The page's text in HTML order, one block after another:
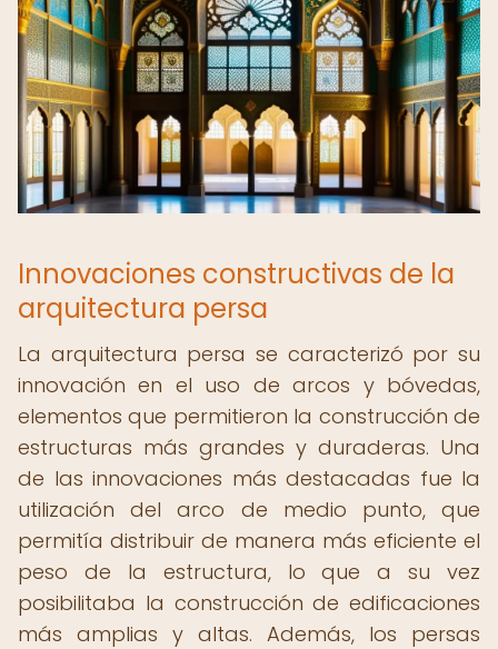
Innovaciones constructivas de la
arquitectura persa
La arquitectura persa se caracterizó por su
innovación en el uso de arcos y bóvedas,
elementos que permitieron la construcción de
estructuras más grandes y duraderas. Una
de las innovaciones más destacadas fue la
utilización del arco de medio punto, que
permitía distribuir de manera más eficiente el
peso de la estructura, lo que a su vez
posibilitaba la construcción de edificaciones
más amplias y altas. Además, los persas